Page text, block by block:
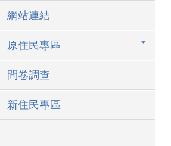
網站連結
原住民專區
問卷調查
新住民專區